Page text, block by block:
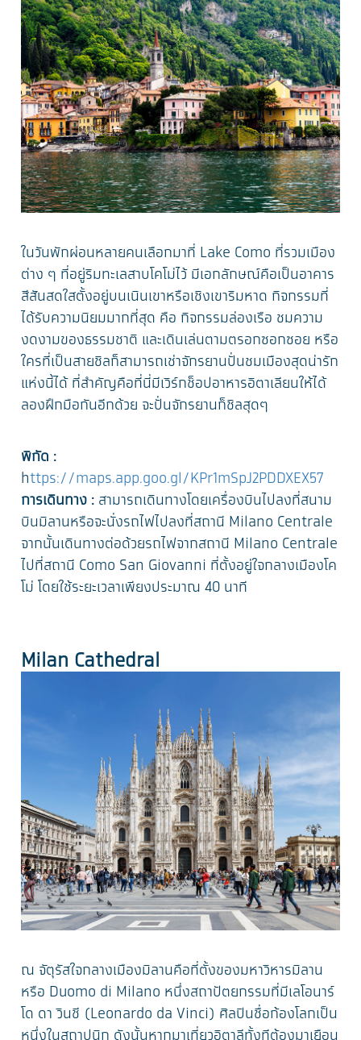
ในวันพักผ่อนหลายคนเลือกมาที่ Lake Como ที่รวมเมือง
ต่าง ๆ ที่อยู่ริมทะเลสาบโคโม่ไว้ มีเอกลักษณ์คือเป็นอาคาร
สีสันสดใสตั้งอยู่บนเนินเขาหรือเชิงเขาริมหาด กิจกรรมที่
ได้รับความนิยมมากที่สุด คือ กิจกรรมล่องเรือ ชมความ
งดงามของธรรมชาติ และเดินเล่นตามตรอกซอกซอย หรือ
ใครที่เป็นสายชิลก็สามารถเช่าจักรยานปั่นชมเมืองสุดน่ารัก
แห่งนี้ได้ ที่สำคัญคือที่นี่มีเวิร์กช็อปอาหารอิตาเลียนให้ได้
ลองฝึกมือกันอีกด้วย จะปั่นจักรยานก็ชิลสุดๆ
พิกัด :
https://maps.app.goo.gl/KPr1mSpJ2PDDXEX57
การเดินทาง : สามารถเดินทางโดยเครื่องบินไปลงที่สนาม
บินมิลานหรือจะนั่งรถไฟไปลงที่สถานี Milano Centrale
จากนั้นเดินทางต่อด้วยรถไฟจากสถานี Milano Centrale
ไปที่สถานี Como San Giovanni ที่ตั้งอยู่ใจกลางเมืองโค
โม่ โดยใช้ระยะเวลาเพียงประมาณ 40 นาที
Milan Cathedral
ณ จัตุรัสใจกลางเมืองมิลานคือที่ตั้งของมหาวิหารมิลาน
หรือ Duomo di Milano หนึ่งสถาปัตยกรรมที่มีเลโอนาร์
โด ดา วินชี (Leonardo da Vinci) ศิลปินชื่อก้องโลกเป็น